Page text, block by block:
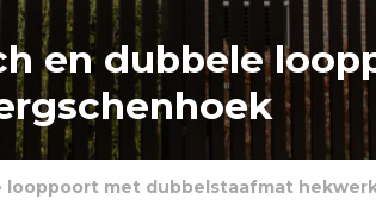
en dubbele
met dubbelstaafmat